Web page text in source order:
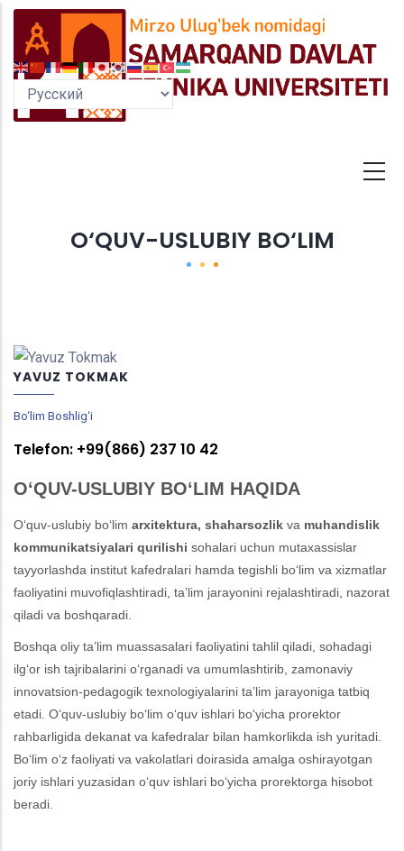
Перейти
основному
содержанию
O‘QUV-USLUBIY BO‘LIM
YAVUZ TOKMAK
Bo‘lim Boshlig‘i
Telefon: +99(866) 237 10 42
O‘QUV-USLUBIY BO‘LIM HAQIDA
O‘quv-uslubiy bo‘lim arxitektura, shaharsozlik va muhandislik
kommunikatsiyalari qurilishi sohalari uchun mutaxassislar
tayyorlashda institut kafedralari hamda tegishli bo‘lim va xizmatlar
faoliyatini muvofiqlashtiradi, ta’lim jarayonini rejalashtiradi, nazorat
qiladi va boshqaradi.
Boshqa oliy ta’lim muassasalari faoliyatini tahlil qiladi, sohadagi
ilg‘or ish tajribalarini o‘rganadi va umumlashtirib, zamonaviy
innovatsion-pedagogik texnologiyalarini ta’lim jarayoniga tatbiq
etadi. O‘quv-uslubiy bo‘lim o‘quv ishlari bo‘yicha prorektor
rahbarligida dekanat va kafedralar bilan hamkorlikda ish yuritadi.
Bo‘lim o‘z faoliyati va vakolatlari doirasida amalga oshirayotgan
joriy ishlari yuzasidan o‘quv ishlari bo‘yicha prorektorga hisobot
beradi.